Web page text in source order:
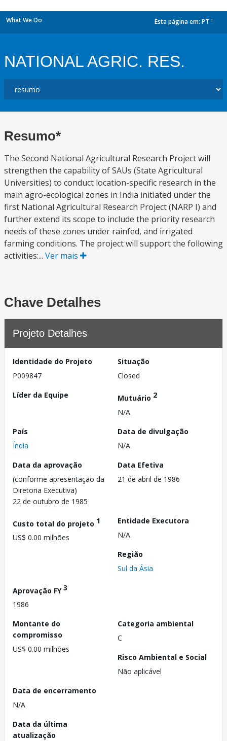
What We Do Esta página em: PT
NATIONAL AGRIC. RES.
Resumo*
The Second National Agricultural Research Project will
strengthen the capability of SAUs (State Agricultural
Universities) to conduct location-specific research in the
main agro-ecological zones in India initiated under the
first National Agricultural Research Project (NARP I) and
further extend its scope to include the priority research
needs of these zones under rainfed, and irrigated
farming conditions. The project will support the following
activities:... Ver mais
Chave Detalhes
Projeto Detalhes
Identidade do Projeto
P009847
Situação
Closed
Líder da Equipe
Mutuário 2
N/A
País
Índia
Data de divulgação
N/A
Data da aprovação
(conforme apresentação da
Diretoria Executiva)
22 de outubro de 1985
Data Efetiva
21 de abril de 1986
Custo total do projeto 1
US$ 0.00 milhões
Entidade Executora
N/A
Região
Sul da Ásia
Aprovação FY3
1986
Montante do
compromisso
US$ 0.00 milhões
Categoria ambiental
C
Risco Ambiental e Social
Não aplicável
Data de encerramento
N/A
Data da última
atualização